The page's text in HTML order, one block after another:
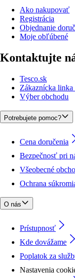
Ako nakupovať
Registrácia
Objednanie
Moje obľúbené
Kontaktujte
Tesco.sk
Zákaznícka
Výber obchodu
Potrebujete pomoc?
Cena doručenia
Bezpečnosť pri
Všeobecné
Ochrana
O nás
Prístupnosť
Kde dovážame
Poplatok za
Nastavenia